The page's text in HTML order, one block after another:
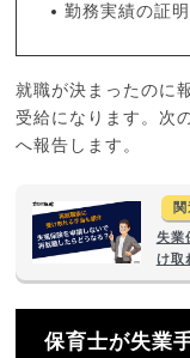
勤務実績の証
就職が決まったのに
受給になります。次
へ報告します。
関
失業
け取
保育士が失業